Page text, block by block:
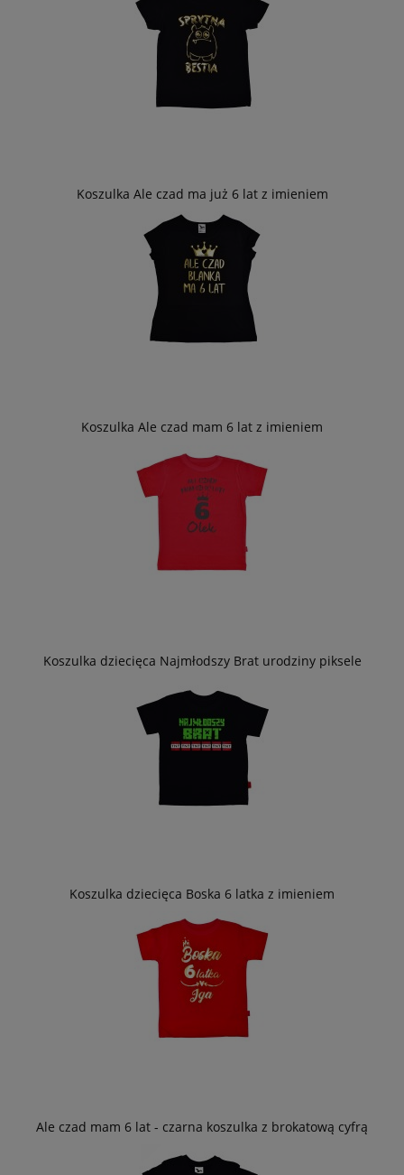
Koszulka Ale czad ma już 6 lat z imieniem
Koszulka Ale czad mam 6 lat z imieniem
Koszulka dziecięca Najmłodszy Brat urodziny piksele
Koszulka dziecięca Boska 6 latka z imieniem
Ale czad mam 6 lat - czarna koszulka z brokatową cyfrą